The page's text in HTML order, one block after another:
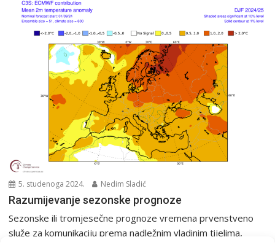
5. studenoga 2024. Nedim Sladić
Razumijevanje sezonske prognoze
Sezonske ili tromjesečne prognoze vremena prvenstveno
služe za komunikaciju prema nadležnim vladinim tijelima,